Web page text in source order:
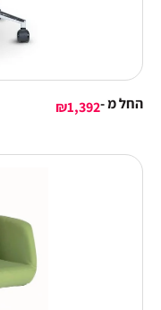
החל מ - ₪1,392